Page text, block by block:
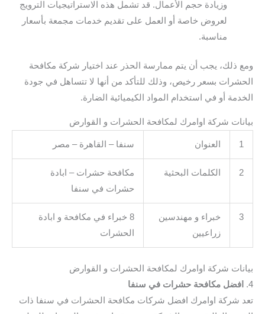
وزيادة حجم الأعمال. قد تشمل هذه الاستراتيجيات الترويج
لعروض خاصة أو العمل على تقديم خدمات مجمعة بأسعار
مناسبة.
ومع ذلك، يجب أن يتم ممارسة الحذر عند اختيار شركة مكافحة
الحشرات بسعر رخيص، وذلك للتأكد من أنها لا تتساهل في جودة
الخدمة أو في استخدام المواد الكيميائية الضارة.
بيانات شركة اوامرك لمكافحة الحشرات و القوارض
1 العنوان سنفا – القاهرة – مصر
2 الكلمات البحثية
مكافحة حشرات – ابادة
حشرات في سنفا
3
خبراء و مهندسين
زراعيين
8 خبراء في مكافحة و ابادة
الحشرات
بيانات شركة اوامرك لمكافحة الحشرات و القوارض
4.
افضل مكافحة حشرات في سنفا
تعد شركة اوامرك افضل شركات مكافحة الحشرات في سنفا ذات